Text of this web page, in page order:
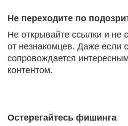
Не переходите по
Не открывайте ссылки и не
от незнакомцев. Даже если
сопровождается
контентом.
Остерегайтесь фишинга